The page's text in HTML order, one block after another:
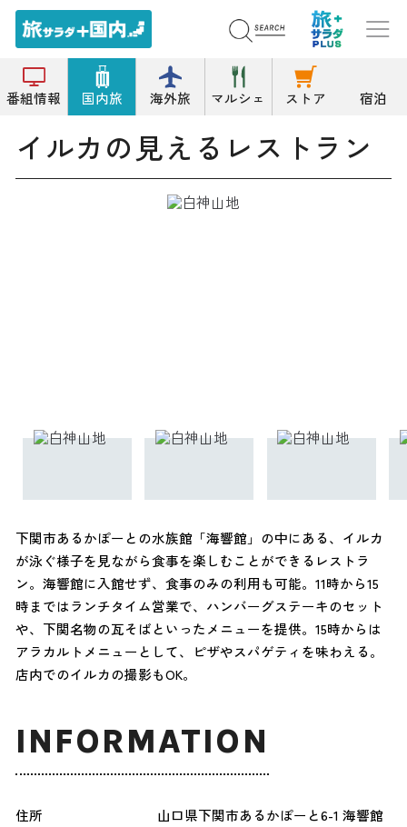
番組情報 国内旅 海外旅 マルシェ ストア 宿泊
トップ レストラン イルカの見えるレストラン
イルカの見えるレストラン
下関市あるかぽーとの水族館「海響館」の中にある、イルカ
が泳ぐ様子を見ながら食事を楽しむことができるレストラ
ン。海響館に入館せず、食事のみの利用も可能。11時から15
時まではランチタイム営業で、ハンバーグステーキのセット
や、下関名物の瓦そばといったメニューを提供。15時からは
アラカルトメニューとして、ピザやスパゲティを味わえる。
店内でのイルカの撮影もOK。
INFORMATION
住所
山口県下関市あるかぽーと6-1 海響館